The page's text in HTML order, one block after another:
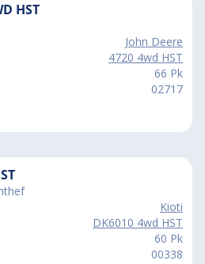
HST
John Deere
4720 4wd HST
66 Pk
02717
Kioti
DK6010 4wd HST
60 Pk
00338